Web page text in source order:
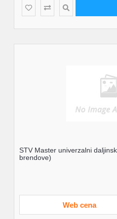
STV Master univerzalni
brendove)
Web cena